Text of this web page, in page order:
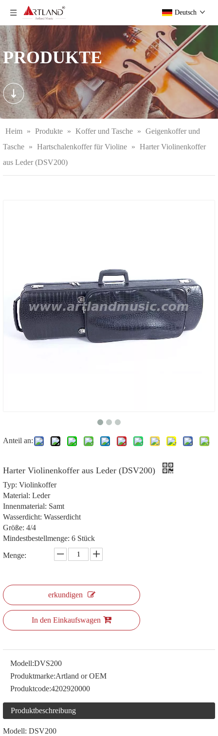
Deutsch
PRODUKTE
Heim » Produkte » Koffer und Tasche » Geigenkoffer und
Tasche » Hartschalenkoffer für Violine » Harter Violinenkoffer
aus Leder (DSV200)
Anteil an:
Harter Violinenkoffer aus Leder (DSV200)
Typ: Violinkoffer
Material: Leder
Innenmaterial: Samt
Wasserdicht: Wasserdicht
Größe: 4/4
Mindestbestellmenge: 6 Stück
Menge:
erkundigen
In den Einkaufswagen
Modell:DVS200
Produktmarke:Artland or OEM
Produktcode:4202920000
Produktbeschreibung
Modell: DSV200